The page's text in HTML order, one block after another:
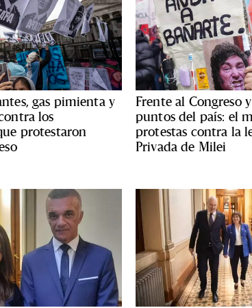
gas pimienta y
los
protestaron
Frente al Congreso
puntos del país: el
protestas contra la
Privada de Milei